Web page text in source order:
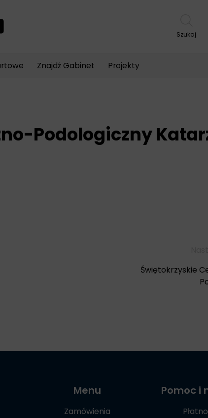
Szukaj
Znajdź Gabinet Projekty
Podologiczny
Świętokrzyskie
Menu
Zamówienia
Pomoc i